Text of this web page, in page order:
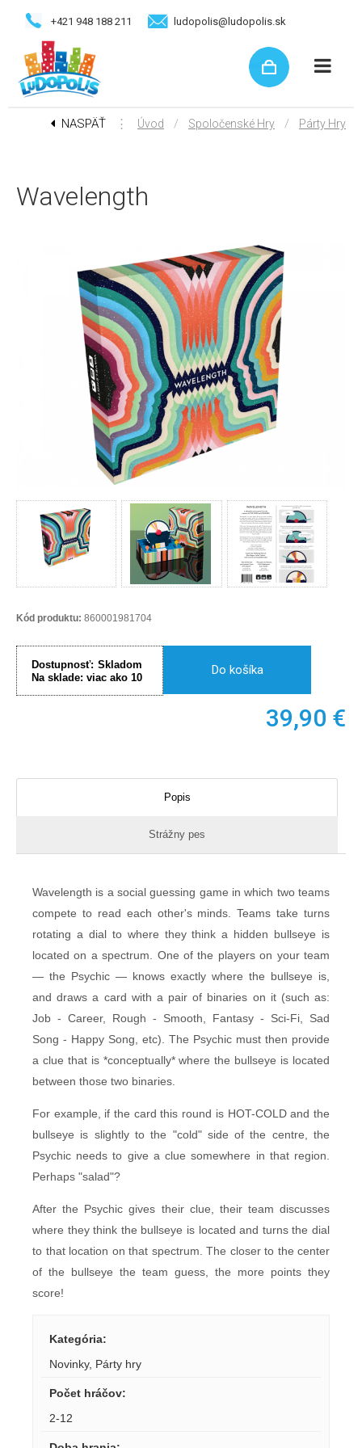
+421 948 188 211 ludopolis@ludopolis.sk
NASPÄŤ ⋮ Úvod / Spoločenské Hry / Párty Hry
Wavelength
Kód produktu: 860001981704
Dostupnosť: Skladom
Na sklade: viac ako 10
Do košíka
39,90 €
Popis
Strážny pes
Wavelength is a social guessing game in which two teams
compete to read each other's minds. Teams take turns
rotating a dial to where they think a hidden bullseye is
located on a spectrum. One of the players on your team
— the Psychic — knows exactly where the bullseye is,
and draws a card with a pair of binaries on it (such as:
Job - Career, Rough - Smooth, Fantasy - Sci-Fi, Sad
Song - Happy Song, etc). The Psychic must then provide
a clue that is *conceptually* where the bullseye is located
between those two binaries.
For example, if the card this round is HOT-COLD and the
bullseye is slightly to the "cold" side of the centre, the
Psychic needs to give a clue somewhere in that region.
Perhaps "salad"?
After the Psychic gives their clue, their team discusses
where they think the bullseye is located and turns the dial
to that location on that spectrum. The closer to the center
of the bullseye the team guess, the more points they
score!
Kategória:
Novinky, Párty hry
Počet hráčov:
2-12